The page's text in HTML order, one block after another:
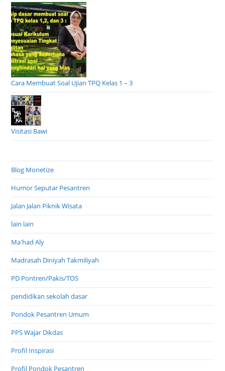
Cara Membuat Soal Ujian TPQ Kelas 1 – 3
Visitasi Bawi
Blog Monetize
Humor Seputar Pesantren
Jalan Jalan Piknik Wisata
lain lain
Ma'had Aly
Madrasah Diniyah Takmiliyah
PD Pontren/Pakis/TOS
pendidikan sekolah dasar
Pondok Pesantren Umum
PPS Wajar Dikdas
Profil Inspirasi
Profil Pondok Pesantren